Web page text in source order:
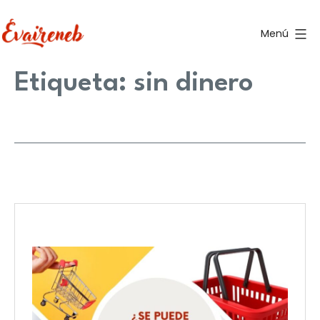
al
contenido
Menú
Etiqueta: sin dinero